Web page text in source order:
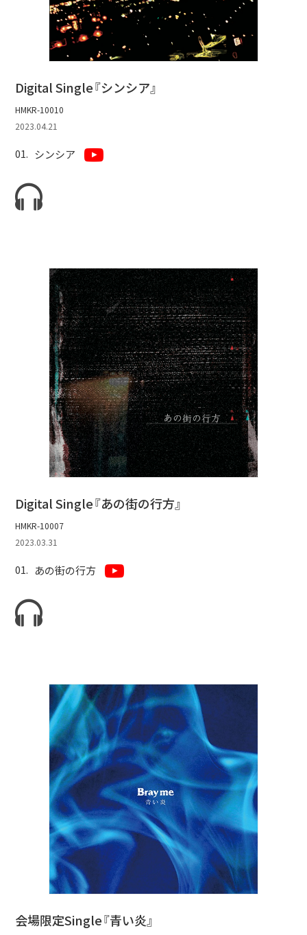
Digital Single『シンシア』
HMKR-10010
2023.04.21
シンシア
Digital Single『あの街の行方』
HMKR-10007
2023.03.31
あの街の行方
会場限定Single『青い炎』